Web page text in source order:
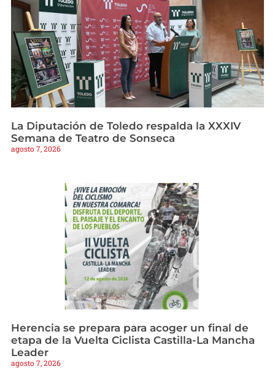
La Diputación de Toledo respalda la XXXIV
Semana de Teatro de Sonseca
agosto 7, 2026
Herencia se prepara para acoger un final de
etapa de la Vuelta Ciclista Castilla-La Mancha
Leader
agosto 7, 2026